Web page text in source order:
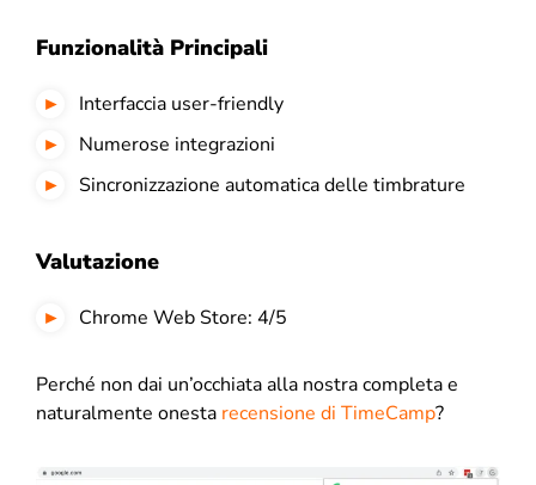
Funzionalità Principali
Interfaccia user-friendly
Numerose integrazioni
Sincronizzazione automatica delle timbrature
Valutazione
Chrome Web Store: 4/5
Perché non dai un’occhiata alla nostra completa e
naturalmente onesta recensione di TimeCamp?